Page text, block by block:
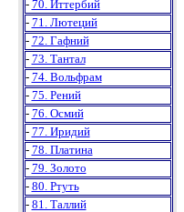
- 70. Иттербий
- 71. Лютеций
- 72. Гафний
- 73. Тантал
- 74. Вольфрам
- 75. Рений
- 76. Осмий
- 77. Иридий
- 78. Платина
- 79. Золото
- 80. Ртуть
- 81. Таллий